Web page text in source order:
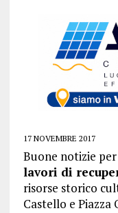
17 NOVEMBRE 2017
Buone notizie
lavori di
risorse storico
Castello e Piazza